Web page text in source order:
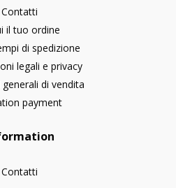
Contatti
il tuo ordine
di spedizione
legali e privacy
di vendita
payment
Contatti